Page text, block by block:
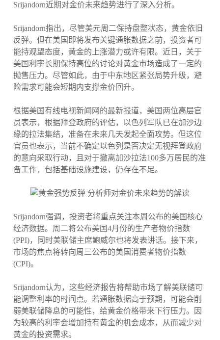
Srijandorn近期对金价未来趋势进行了深入分析。
Srijandorn指出，尽管美元周二保持盘整状态，黄金依旧
反弹。但在美国即将发布关键通胀数据之前，投资者可
能持观望态度，黄金的上涨潜力或许有限。近日，关于
美国利率长期保持高位的讨论对黄金市场造成了一定的
抛售压力。尽管如此，由于中东地区紧张局势升级，避
险需求可能会短期内支撑金价回升。
根据美国有线电视新闻网的最新报道，美国两位高层官
员表示，根据拜登政府的评估，以色列军队已在加沙边
缘的拉法集结，准备在未来几天发起全面攻势。但这位
官员也表示，当前不确定以色列是否决定无视拜登政府
的意向采取行动，且对于撤离加沙拉法100多万居民的准
备工作，包括基础设施建设，仍存在不足。
Srijandorn强调，投资者将重点关注本周公布的美国核心
经济数据。周二将公布美国4月份的生产者物价指数
(PPI)，同时美联储主席鲍威尔也将发表讲话。接下来，
市场的焦点将转向周三公布的美国消费者物价指数
(CPI)。
Srijandorn认为，这些经济报告将帮助市场了解美联储可
能调整利率的时间点。若通胀数据高于预期，可能会削
弱美联储降息的可能性，给黄金价格带来下行压力。因
为较高的利率会增加持有黄金的机会成本，从而减少对
黄金的投资需求。